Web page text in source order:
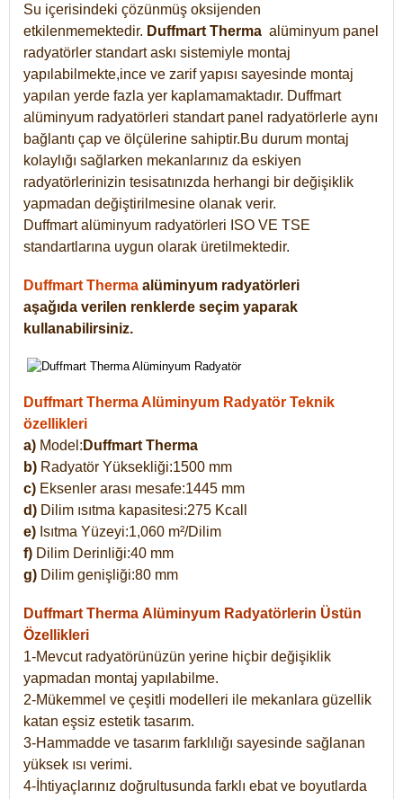
Su içerisindeki çözünmüş oksijenden
etkilenmemektedir. Duffmart Therma alüminyum panel
radyatörler standart askı sistemiyle montaj
yapılabilmekte,ince ve zarif yapısı sayesinde montaj
yapılan yerde fazla yer kaplamamaktadır. Duffmart
alüminyum radyatörleri standart panel radyatörlerle aynı
bağlantı çap ve ölçülerine sahiptir.Bu durum montaj
kolaylığı sağlarken mekanlarınız da eskiyen
radyatörlerinizin tesisatınızda herhangi bir değişiklik
yapmadan değiştirilmesine olanak verir.
Duffmart alüminyum radyatörleri ISO VE TSE
standartlarına uygun olarak üretilmektedir.
Duffmart Therma alüminyum radyatörleri
aşağıda verilen renklerde seçim yaparak
kullanabilirsiniz.
Duffmart Therma Alüminyum Radyatör Teknik
özellikleri
a) Model: Duffmart Therma
b) Radyatör Yüksekliği:1500 mm
c) Eksenler arası mesafe:1445 mm
d) Dilim ısıtma kapasitesi:275 Kcall
e) Isıtma Yüzeyi:1,060 m²/Dilim
f) Dilim Derinliği:40 mm
g) Dilim genişliği:80 mm
Duffmart Therma Alüminyum Radyatörlerin Üstün
Özellikleri
1-Mevcut radyatörünüzün yerine hiçbir değişiklik
yapmadan montaj yapılabilme.
2-Mükemmel ve çeşitli modelleri ile mekanlara güzellik
katan eşsiz estetik tasarım.
3-Hammadde ve tasarım farklılığı sayesinde sağlanan
yüksek ısı verimi.
4-İhtiyaçlarınız doğrultusunda farklı ebat ve boyutlarda